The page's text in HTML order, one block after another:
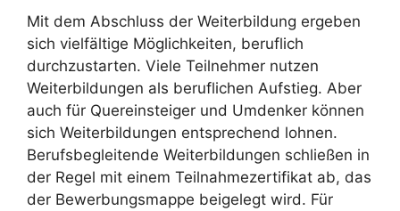
Mit dem Abschluss der Weiterbildung ergeben
sich vielfältige Möglichkeiten, beruflich
durchzustarten. Viele Teilnehmer nutzen
Weiterbildungen als beruflichen Aufstieg. Aber
auch für Quereinsteiger und Umdenker können
sich Weiterbildungen entsprechend lohnen.
Berufsbegleitende Weiterbildungen schließen in
der Regel mit einem Teilnahmezertifikat ab, das
der Bewerbungsmappe beigelegt wird. Für